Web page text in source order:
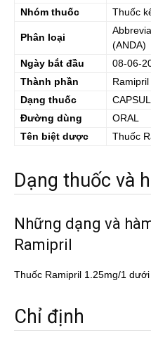
Nhóm thuốc Thuốc
Phân loại
(ANDA)
Ngày bắt đầu
08-06-
Thành phần
Ramipril
Dạng thuốc
Đường dùng
ORAL
Tên biệt dược
Thuốc
Dạng thuốc và
Những dạng và
Ramipril
Thuốc Ramipril 1.25mg/1
Chỉ định